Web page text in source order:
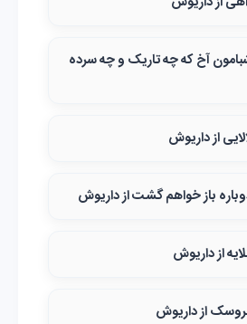
آخ که چه تاریک و چه سرده
از داریوش
باز خواهم گشت از داریوش
از داریوش
از داریوش